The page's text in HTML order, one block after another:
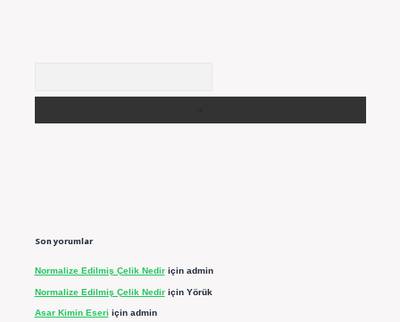
Son yorumlar
Normalize Edilmiş Çelik Nediriçin admin
Normalize Edilmiş Çelik Nediriçin Yörük
Asar Kimin Eseri için admin